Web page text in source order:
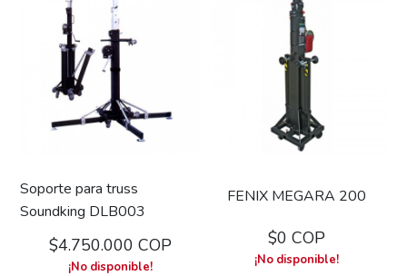
Soporte para truss
Soundking DLB003
$4.750.000 COP
¡No disponible!
FENIX MEGARA 200
$0 COP
¡No disponible!